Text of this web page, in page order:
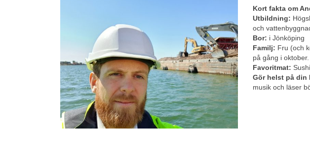
Kort fakta om
Utbildning:
och
Bor: i Jönköping
Familj: Fru (och
på gång i oktober.
Favoritmat: Sushi
Gör helst på din
musik och läser